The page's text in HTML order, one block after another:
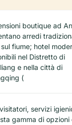
boutique ad
arredi
fiume; hotel
nel Distretto di
e nella città di
(
servizi
gamma di opzioni